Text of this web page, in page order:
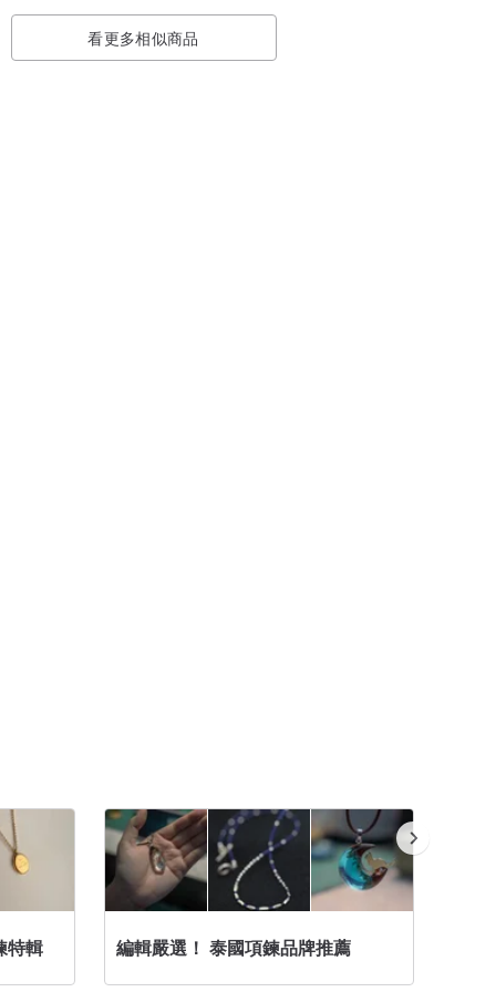
看更多相似商品
特輯 編輯嚴選！ 泰國項鍊品牌推薦